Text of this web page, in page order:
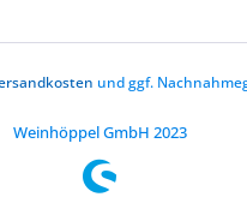
und ggf.
Weinhöppel GmbH 2023